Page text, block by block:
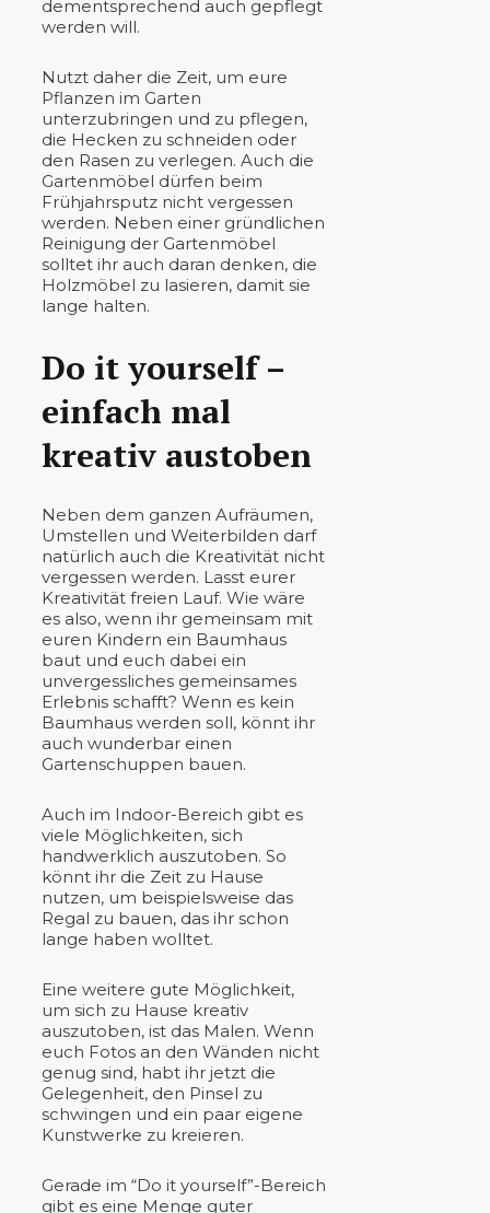
dementsprechend auch gepflegt
werden will.
Nutzt daher die Zeit, um eure
Pflanzen im Garten
unterzubringen und zu pflegen,
die Hecken zu schneiden oder
den Rasen zu verlegen. Auch die
Gartenmöbel dürfen beim
Frühjahrsputz nicht vergessen
werden. Neben einer gründlichen
Reinigung der Gartenmöbel
solltet ihr auch daran denken, die
Holzmöbel zu lasieren, damit sie
lange halten.
Do it yourself –
einfach mal
kreativ austoben
Neben dem ganzen Aufräumen,
Umstellen und Weiterbilden darf
natürlich auch die Kreativität nicht
vergessen werden. Lasst eurer
Kreativität freien Lauf. Wie wäre
es also, wenn ihr gemeinsam mit
euren Kindern ein Baumhaus
baut und euch dabei ein
unvergessliches gemeinsames
Erlebnis schafft? Wenn es kein
Baumhaus werden soll, könnt ihr
auch wunderbar einen
Gartenschuppen bauen.
Auch im Indoor-Bereich gibt es
viele Möglichkeiten, sich
handwerklich auszutoben. So
könnt ihr die Zeit zu Hause
nutzen, um beispielsweise das
Regal zu bauen, das ihr schon
lange haben wolltet.
Eine weitere gute Möglichkeit,
um sich zu Hause kreativ
auszutoben, ist das Malen. Wenn
euch Fotos an den Wänden nicht
genug sind, habt ihr jetzt die
Gelegenheit, den Pinsel zu
schwingen und ein paar eigene
Kunstwerke zu kreieren.
Gerade im “Do it yourself”-Bereich
gibt es eine Menge guter